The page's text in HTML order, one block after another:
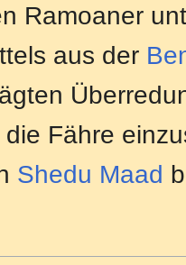
Ramoaner
aus der
Fähre
Shedu Maad